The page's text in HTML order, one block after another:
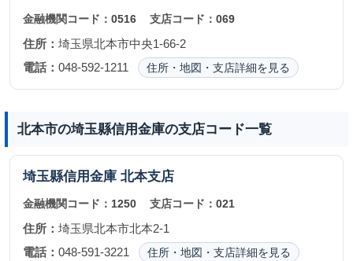
金融機関コード： 0516 支店コード：069
住所： 埼玉県北本市中央1-66-2
電話： 048-592-1211 住所・地図・支店詳細を見る
北本市の埼玉縣信用金庫の支店コード一覧
埼玉縣信用金庫 北本支店
金融機関コード： 1250 支店コード：021
住所： 埼玉県北本市北本2-1
電話： 048-591-3221 住所・地図・支店詳細を見る